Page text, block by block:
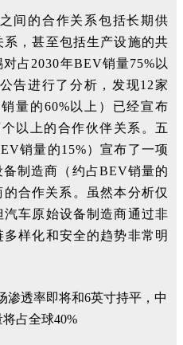
间的合作关系包括长期供
，甚至包括生产设施的共
占2030年BEV销量75%以
告进行了分析，发现12家
量的60%以上）已经宣布
以上的合作伙伴关系。五
销量的15%）宣布了一项
制造商（约占BEV销量的
合作关系。虽然本分析仅
车原始设备制造商通过非
样化和安全的趋势非常明